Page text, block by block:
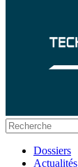
Dossiers
Actualités